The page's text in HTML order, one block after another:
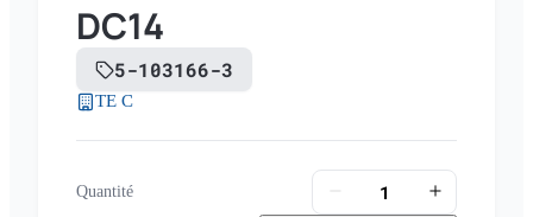
DC14
5-103166-3
TE C
Quantité